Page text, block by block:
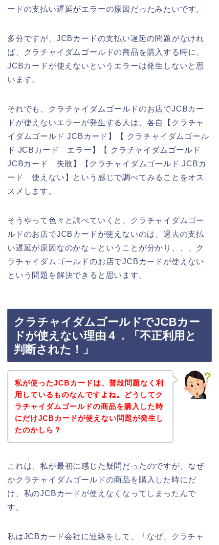
ードの支払い遅延がエラーの原因だったみたいです。
多分ですが、JCBカードの支払い遅延の問題がなけれ
ば、クラチャイダムゴールドの商品を購入する時に、
JCBカードが使えないというエラーは発生しないと思
います。
それでも、クラチャイダムゴールドのお店でJCBカー
ドが使えないエラーが発生する人は、各自【クラチャ
イダムゴールド JCBカード】【 クラチャイダムゴール
ド JCBカード エラー】【 クラチャイダムゴールド
JCBカード 失敗】【クラチャイダムゴールド JCBカ
ード 使えない】という感じで調べてみることをオス
スメします。
そうやって色々と調べていくと、クラチャイダムゴー
ルドのお店でJCBカードが使えないのは、過去の支払
い遅延が原因なのかな～ということが分かり、、、ク
ラチャイダムゴールドのお店でJCBカードが使えない
という問題を解決できると思います。
クラチャイダムゴールドでJCBカー
ドが使えない理由４．「不正利用と
判断された！」
私が使ったJCBカードは、普段問題なく利
用しているものなんですよね。どうしてク
ラチャイダムゴールドの商品を購入した時
にだけJCBカードが使えない問題が発生し
たのかしら？
これは、私が最初に感じた疑問だったのですが、なぜ
かクラチャイダムゴールドの商品を購入した時にだ
け、私のJCBカードが使えなくなってしまったんで
す。
私はJCBカード会社に連絡をして、「なぜ、クラチャ